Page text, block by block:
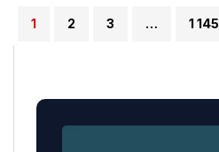
1 2 3 … 1 145